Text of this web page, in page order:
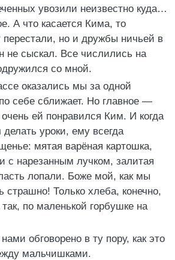
увозили неизвестно куда…
А что касается Кима, то
перестали, но и дружбы ничьей в
не сыскал. Все числились на
со мной.
оказались мы за одной
себе сближает. Но главное —
ей понравился Ким. И когда
уроки, ему всегда
мятая варёная картошка,
с нарезанным лучком, залитая
лопали. Боже мой, как мы
страшно! Только хлеба, конечно,
по маленькой горбушке на
обговорено в ту пору, как это
мальчишками.